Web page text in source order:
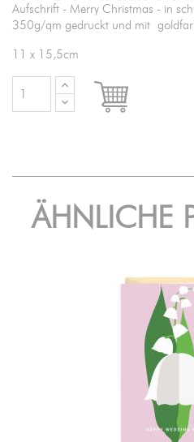
Aufschrift - Merry Christmas - in
350g/qm gedruckt und mit
11 x 15,5cm

ÄHNLICHE